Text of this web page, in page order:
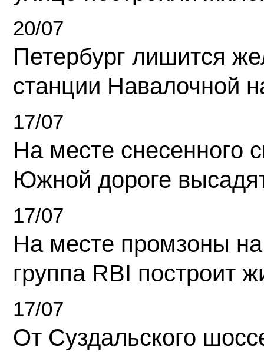
20/07
Петербург лишится
станции Навалочной
17/07
На месте снесенного
Южной дороге
17/07
На месте промзоны
группа RBI построит
17/07
От Суздальского